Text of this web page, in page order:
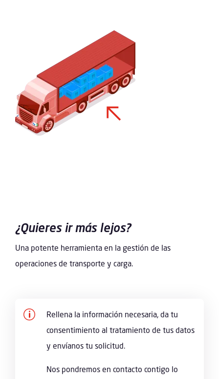
¿Quieres ir más lejos?
Una potente herramienta en la gestión de las
operaciones de transporte y carga.
p
Rellena la información necesaria, da tu
consentimiento al tratamiento de tus datos
y envíanos tu solicitud.
Nos pondremos en contacto contigo lo